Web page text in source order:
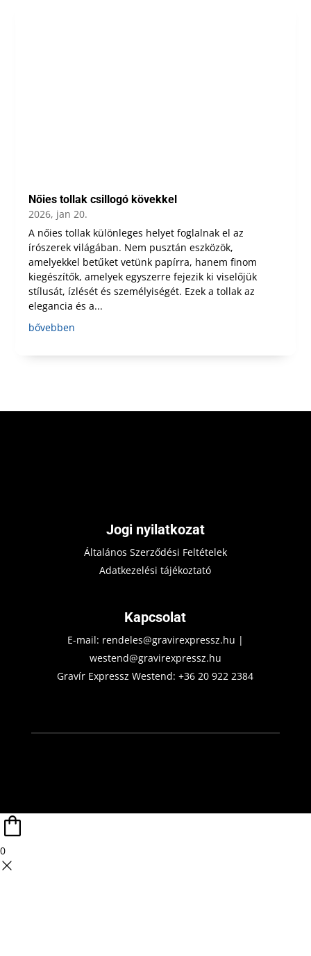
Nőies tollak csillogó kövekkel
2026, jan 20.
A nőies tollak különleges helyet foglalnak el az
írószerek világában. Nem pusztán eszközök,
amelyekkel betűket vetünk papírra, hanem finom
kiegészítők, amelyek egyszerre fejezik ki viselőjük
stílusát, ízlését és személyiségét. Ezek a tollak az
elegancia és a...
bővebben
Jogi nyilatkozat
Általános Szerződési Feltételek
Adatkezelési tájékoztató
Kapcsolat
E-mail: rendeles@gravirexpressz.hu |
westend@gravirexpressz.hu
Gravír Expressz Westend:+36 20 922 2384
0